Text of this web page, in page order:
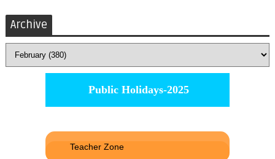
Archive
Public Holidays-2025
Teacher Zone